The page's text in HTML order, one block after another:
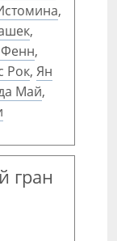
,
,
,
Рок, Ян
Май,
гран